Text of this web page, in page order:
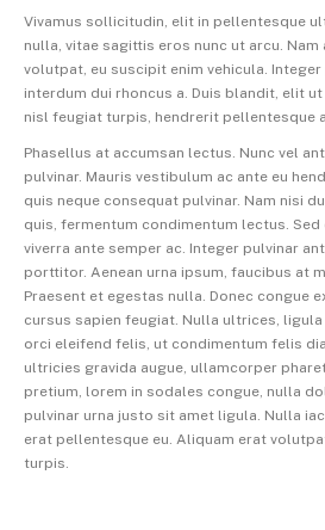
Vivamus sollicitudin, elit in pellentesque
nulla, vitae sagittis eros nunc ut arcu. Nam
volutpat, eu suscipit enim vehicula.
interdum dui rhoncus a. Duis blandit, elit
nisl feugiat turpis, hendrerit pellentesque
Phasellus at accumsan lectus. Nunc vel
pulvinar. Mauris vestibulum ac ante eu
quis neque consequat pulvinar. Nam nisi
quis, fermentum condimentum lectus.
viverra ante semper ac. Integer pulvinar
porttitor. Aenean urna ipsum, faucibus at
Praesent et egestas nulla. Donec congue
cursus sapien feugiat. Nulla ultrices,
orci eleifend felis, ut condimentum felis
ultricies gravida augue, ullamcorper
pretium, lorem in sodales congue, nulla
pulvinar urna justo sit amet ligula. Nulla
erat pellentesque eu. Aliquam erat
turpis.